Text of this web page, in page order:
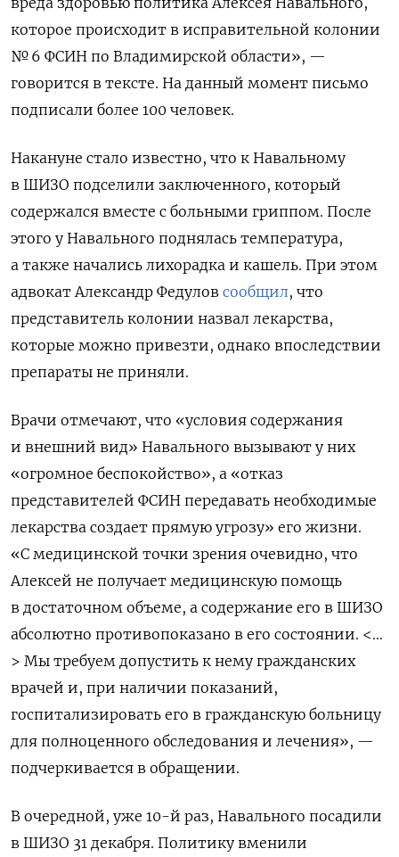
которое происходит в исправительной колонии
№ 6 ФСИН по Владимирской области», —
говорится в тексте. На данный момент письмо
подписали более 100 человек.
Накануне стало известно, что к Навальному
в ШИЗО подселили заключенного, который
содержался вместе с больными гриппом. После
этого у Навального поднялась температура,
а также начались лихорадка и кашель. При этом
адвокат Александр Федулов сообщил, что
представитель колонии назвал лекарства,
которые можно привезти, однако впоследствии
препараты не приняли.
Врачи отмечают, что «условия содержания
и внешний вид» Навального вызывают у них
«огромное беспокойство», а «отказ
представителей ФСИН передавать необходимые
лекарства создает прямую угрозу» его жизни.
«С медицинской точки зрения очевидно, что
Алексей не получает медицинскую помощь
в достаточном объеме, а содержание его в ШИЗО
абсолютно противопоказано в его состоянии. <…
> Мы требуем допустить к нему гражданских
врачей и, при наличии показаний,
госпитализировать его в гражданскую больницу
для полноценного обследования и лечения», —
подчеркивается в обращении.
В очередной, уже 10-й раз, Навального посадили
в ШИЗО 31 декабря. Политику вменили